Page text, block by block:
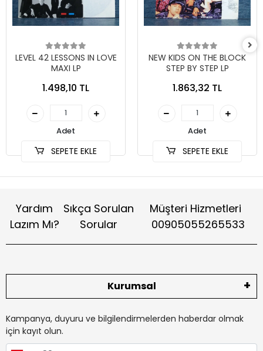
LEVEL 42 LESSONS IN LOVE
MAXI LP
1.498,10 TL
Adet
SEPETE EKLE
NEW KIDS ON THE BLOCK
STEP BY STEP LP
1.863,32 TL
Adet
SEPETE EKLE
Yardım
Lazım Mı?
Sıkça Sorulan
Sorular
Müşteri Hizmetleri
00905055265533
Kurumsal
Kampanya, duyuru ve bilgilendirmelerden haberdar olmak
için kayıt olun.